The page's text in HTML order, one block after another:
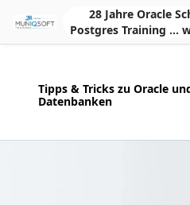
Skip to Main Content28 Jahre Oracle
Postgres Training ...
Tipps & Tricks zu Oracle
Datenbanken